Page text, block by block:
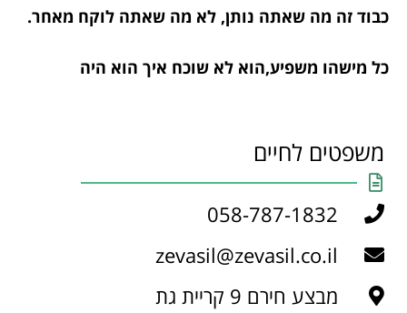
כבוד זה מה שאתה נותן, לא מה שאתה לוקח מאחר.
כל מישהו משפיע,הוא לא שוכח איך הוא היה
משפטים לחיים
058-787-1832
zevasil@zevasil.co.il
מבצע חירם 9 קריית גת